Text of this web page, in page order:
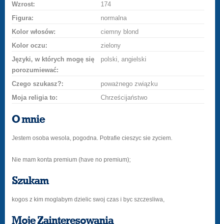
Wzrost:
174
Figura:
normalna
Kolor włosów:
ciemny blond
Kolor oczu:
zielony
Języki, w których mogę się
porozumiewać:
polski, angielski
Czego szukasz?:
poważnego związku
Moja religia to:
Chrześcijaństwo
O mnie
Jestem osoba wesola, pogodna. Potrafie cieszyc sie zyciem.
Nie mam konta premium (have no premium);
Szukam
kogos z kim moglabym dzielic swoj czas i byc szczesliwa,
Moje Zainteresowania